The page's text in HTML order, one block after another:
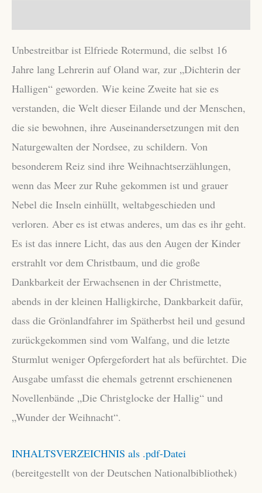
Menge
Unbestreitbar ist Elfriede Rotermund, die selbst 16
Jahre lang Lehrerin auf Oland war, zur „Dichterin der
Halligen“ geworden. Wie keine Zweite hat sie es
verstanden, die Welt dieser Eilande und der Menschen,
die sie bewohnen, ihre Auseinandersetzungen mit den
Naturgewalten der Nordsee, zu schildern. Von
besonderem Reiz sind ihre Weihnachtserzählungen,
wenn das Meer zur Ruhe gekommen ist und grauer
Nebel die Inseln einhüllt, weltabgeschieden und
verloren. Aber es ist etwas anderes, um das es ihr geht.
Es ist das innere Licht, das aus den Augen der Kinder
erstrahlt vor dem Christbaum, und die große
Dankbarkeit der Erwachsenen in der Christmette,
abends in der kleinen Halligkirche, Dankbarkeit dafür,
dass die Grönlandfahrer im Spätherbst heil und gesund
zurückgekommen sind vom Walfang, und die letzte
Sturmlut weniger Opfergefordert hat als befürchtet. Die
Ausgabe umfasst die ehemals getrennt erschienenen
Novellenbände „Die Christglocke der Hallig“ und
„Wunder der Weihnacht“.
INHALTSVERZEICHNIS als .pdf-Datei
(bereitgestellt von der Deutschen Nationalbibliothek)